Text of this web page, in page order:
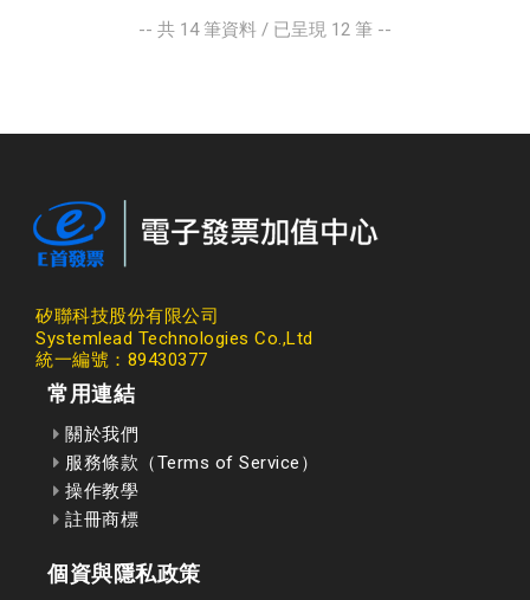
-- 共 14筆資料 / 已呈現 12 筆 --
矽聯科技股份有限公司
Systemlead Technologies Co.,Ltd
統一編號：89430377
常用連結
關於我們
服務條款（Terms of Service）
操作教學
註冊商標
個資與隱私政策